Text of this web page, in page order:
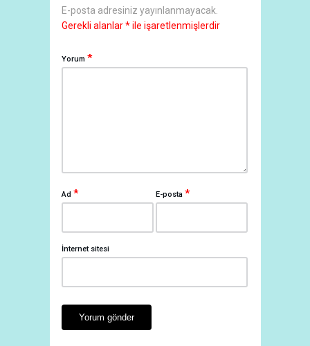
E-posta adresiniz yayınlanmayacak.
Gerekli alanlar*ile işaretlenmişlerdir
Yorum *
Ad * E-posta*
İnternet sitesi